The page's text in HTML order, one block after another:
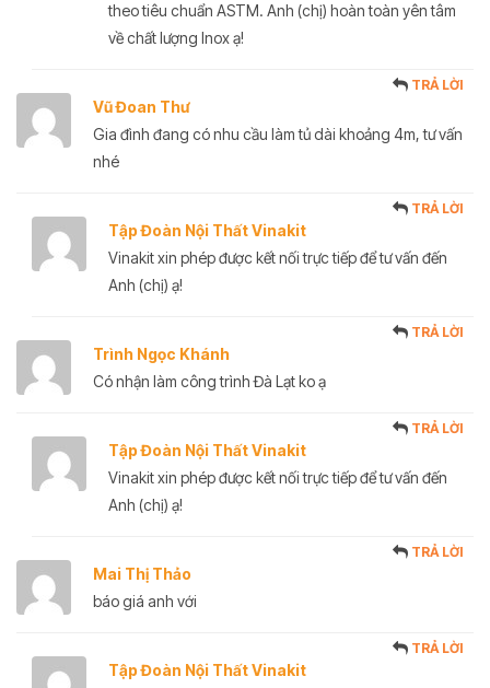
theo tiêu chuẩn ASTM. Anh (chị) hoàn toàn yên tâm
về chất lượng Inox ạ!
Vũ Đoan Thư
TRẢ LỜI
Gia đình đang có nhu cầu làm tủ dài khoảng 4m, tư vấn
nhé
Tập Đoàn Nội Thất Vinakit
TRẢ LỜI
Vinakit xin phép được kết nối trực tiếp để tư vấn đến
Anh (chị) ạ!
Trình Ngọc Khánh
TRẢ LỜI
Có nhận làm công trình Đà Lạt ko ạ
Tập Đoàn Nội Thất Vinakit
TRẢ LỜI
Vinakit xin phép được kết nối trực tiếp để tư vấn đến
Anh (chị) ạ!
Mai Thị Thảo
TRẢ LỜI
báo giá anh với
Tập Đoàn Nội Thất Vinakit
TRẢ LỜI